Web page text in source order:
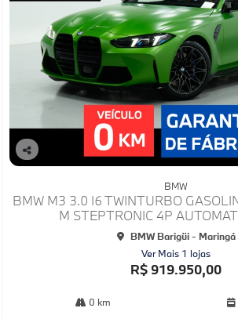
Co
lhe
BMW
BMW M3 3.0 I6 TWINTURBO
M STEPTRONIC 4P
BMW Barigüi - Maringá
Ver Mais 1 lojas
R$ 919.950,00
0 km